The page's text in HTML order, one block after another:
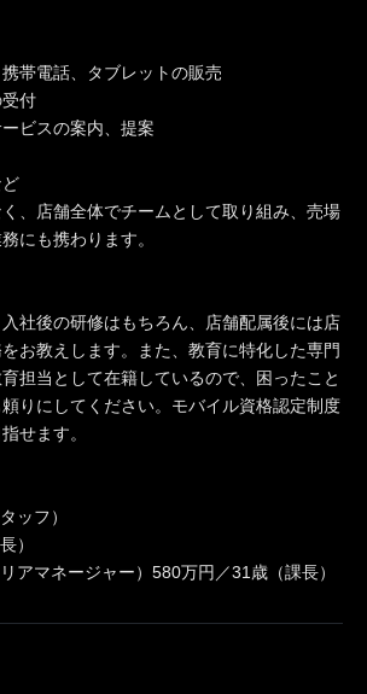
帯電話、タブレットの販売
受付
ビスの案内、提案
、店舗全体でチームとして取り組み、売場
にも携わります。
社後の研修はもちろん、店舗配属後には店
お教えします。また、教育に特化した専門
担当として在籍しているので、困ったこと
りにしてください。モバイル資格認定制度
せます。
ッフ）
）
アマネージャー）580万円／31歳（課長）